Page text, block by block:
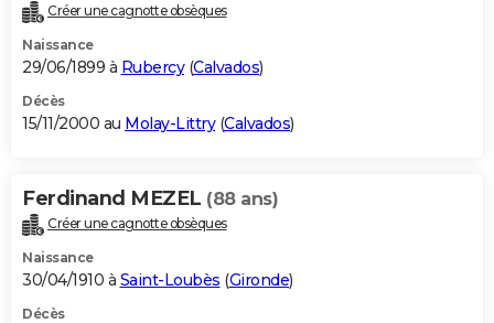
Créer une cagnotte obsèques
Naissance
29/06/1899 à Rubercy(Calvados)
Décès
15/11/2000 au Molay-Littry(Calvados)
Ferdinand MEZEL (88 ans)
Créer une cagnotte obsèques
Naissance
30/04/1910 à Saint-Loubès (Gironde)
Décès